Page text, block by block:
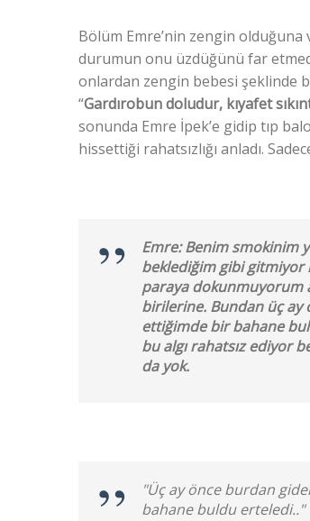
Bölüm Emre’nin zengin
durumun onu üzdüğünü far
onlardan zengin bebesi şeklinde
“Gardırobun doludur, kıyafet
sonunda Emre İpek’e gidip tıp
hissettiği rahatsızlığı anladı.
Emre: Benim smokinim
beklediğim gibi gitmiyor
paraya dokunmuyorum
birilerine. Bundan üç
ettiğimde bir bahane
bu algı rahatsız ediyor
da yok.
"Üç ay önce burdan
bahane buldu erteledi.."